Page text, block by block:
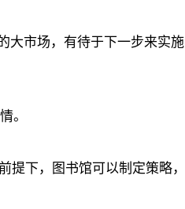
大市场，有待于下一步来实施
。
下，图书馆可以制定策略，